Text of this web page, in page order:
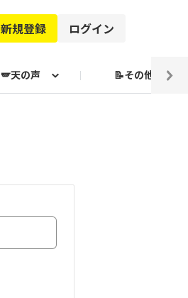
新規登録 ログイン
🪽天の声 📝その他